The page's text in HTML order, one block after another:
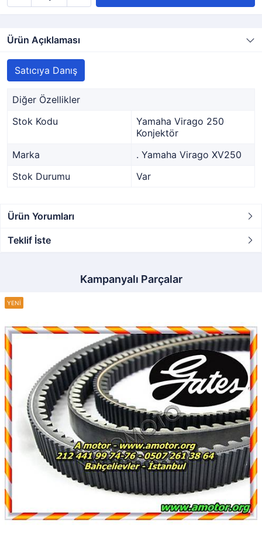
Ürün Açıklaması
Satıcıya Danış
Diğer Özellikler
Stok Kodu
Yamaha Virago 250
Konjektör
Marka
. Yamaha Virago XV250
Stok Durumu
Var
Ürün Yorumları
Teklif İste
Kampanyalı Parçalar